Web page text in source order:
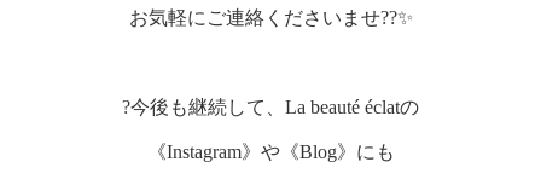
お気軽にご連絡くださいませ??✨
?今後も継続して、La beauté éclatの
《Instagram》や《Blog》にも